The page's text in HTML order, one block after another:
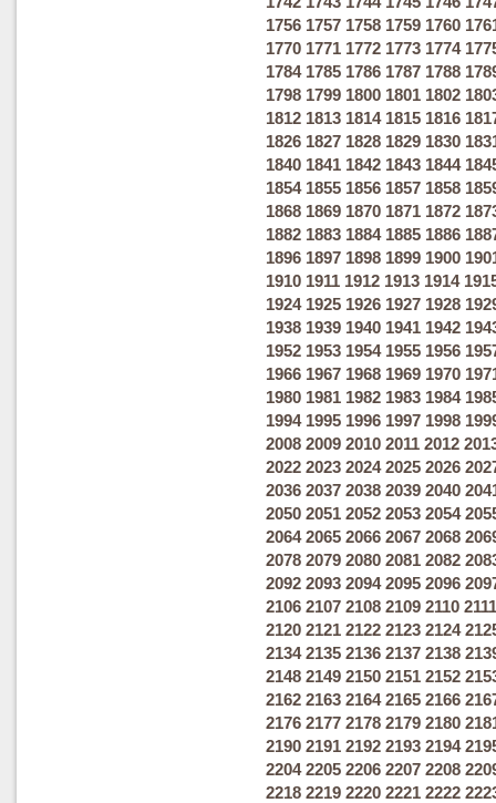
1756 1757 1758 1759 1760
1770 1771 1772 1773 1774
1784 1785 1786 1787 1788
1798 1799 1800 1801 1802
1812 1813 1814 1815 1816
1826 1827 1828 1829 1830
1840 1841 1842 1843 1844
1854 1855 1856 1857 1858
1868 1869 1870 1871 1872
1882 1883 1884 1885 1886
1896 1897 1898 1899 1900
1910 1911 1912 1913 1914
1924 1925 1926 1927 1928
1938 1939 1940 1941 1942
1952 1953 1954 1955 1956
1966 1967 1968 1969 1970
1980 1981 1982 1983 1984
1994 1995 1996 1997 1998
2008 2009 2010 2011 2012
2022 2023 2024 2025 2026
2036 2037 2038 2039 2040
2050 2051 2052 2053 2054
2064 2065 2066 2067 2068
2078 2079 2080 2081 2082
2092 2093 2094 2095 2096
2106 2107 2108 2109 2110 2111
2120 2121 2122 2123 2124
2134 2135 2136 2137 2138
2148 2149 2150 2151 2152
2162 2163 2164 2165 2166
2176 2177 2178 2179 2180
2190 2191 2192 2193 2194
2204 2205 2206 2207 2208
2218 2219 2220 2221 2222